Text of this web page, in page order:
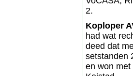
2.
Koploper
had wat
deed dat
setstanden
en won